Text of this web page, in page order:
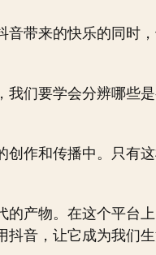
带来的快乐的同时
们要学会分辨哪些
作和传播中。只有
产物。在这个平台
音，让它成为我们生